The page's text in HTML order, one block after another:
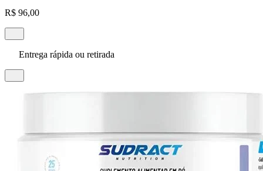
R$ 96,00
Entrega rápida ou retirada